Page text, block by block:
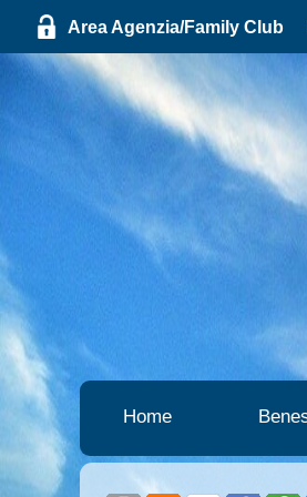
Home
Area Agenzia/Family Club